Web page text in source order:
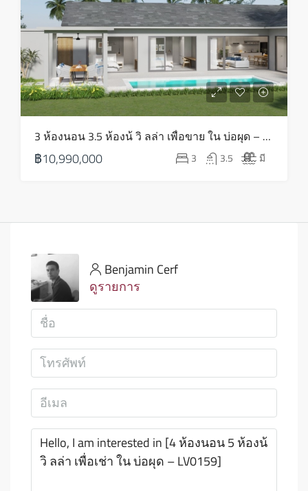
3 ห้องนอน 3.5 ห้องน้ วิ ลล่า เพื่อขาย ใน บ่อผุด – HS0814
฿10,990,000 3 3.5 มี
Benjamin Cerf
ดูรายการ